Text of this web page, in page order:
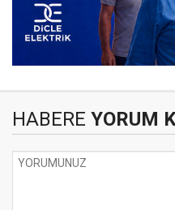
HABERE YORUM